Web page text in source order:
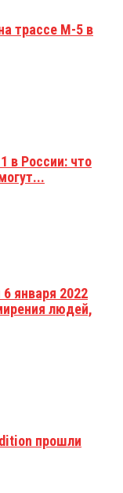
трассе М-5 в
в России: что
января 2022
людей,
прошли